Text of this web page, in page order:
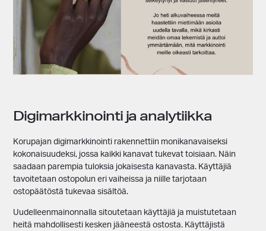
Digimarkkinointi ja analytiikka
Korupajan digimarkkinointi rakennettiin monikanavaiseksi
kokonaisuudeksi, jossa kaikki kanavat tukevat toisiaan. Näin
saadaan parempia tuloksia jokaisesta kanavasta. Käyttäjiä
tavoitetaan ostopolun eri vaiheissa ja niille tarjotaan
ostopäätöstä tukevaa sisältöä.
Uudelleenmainonnalla sitoutetaan käyttäjiä ja muistutetaan
heitä mahdollisesti kesken jääneestä ostosta. Käyttäjistä